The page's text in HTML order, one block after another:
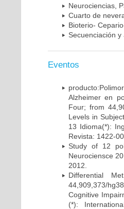
Neurociencias,
Cuarto de
Bioterio-
Secuenciación
Eventos
Alzheimer en
Four; from
Levels in
13 Idioma(*):
Revista: 1422-
Study of 12
Neurociensce
2012.
Differential
44,909,373/
Cognitive
(*):